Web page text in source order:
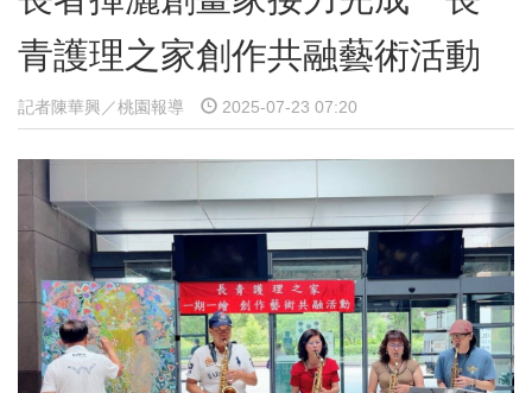
青護理之家創作共融藝術活動
記者陳華興／桃園報導 2025-07-23 07:20